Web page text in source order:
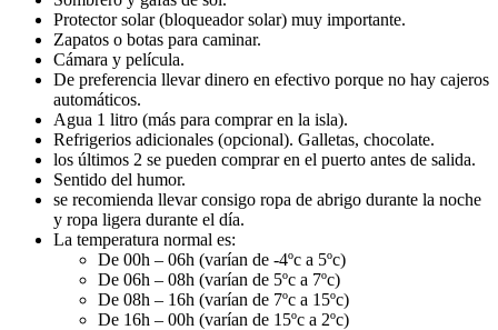
Protector solar (bloqueador solar) muy importante.
Zapatos o botas para caminar.
Cámara y película.
De preferencia llevar dinero en efectivo porque no hay cajeros
automáticos.
Agua 1 litro (más para comprar en la isla).
Refrigerios adicionales (opcional). Galletas, chocolate.
los últimos 2 se pueden comprar en el puerto antes de salida.
Sentido del humor.
se recomienda llevar consigo ropa de abrigo durante la noche
y ropa ligera durante el día.
La temperatura normal es:
De 00h – 06h (varían de -4ºc a 5ºc)
De 06h – 08h (varían de 5ºc a 7ºc)
De 08h – 16h (varían de 7ºc a 15ºc)
De 16h – 00h (varían de 15ºc a 2ºc)